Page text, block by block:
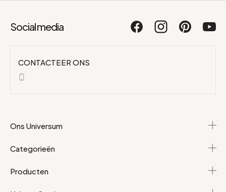
Social media
CONTACTEER ONS
Ons Universum
Categorieën
Producten